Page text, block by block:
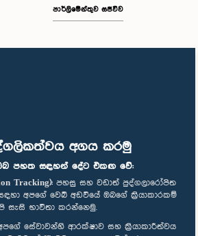
අගය කරමු
පහත සඳහන් දේට එකඟ වේ:
Tracking): පහසු සහ වඩාත් පුද්ගලාරෝපිත
අපගේ වෙබ් අඩවියේ ඔබගේ ක්‍රියාකාරකම්
සැසි භාවිතා කරන්නෙමු.
සේවාවන්හි ආරක්ෂාව සහ ක්‍රියාකාරීත්වය
වික්‍රමරත්න මහතා, පා.ම.
ලාන්සා මහතා, පා.ම.
පාර්ලිමේන්තුව සජීවීව
: